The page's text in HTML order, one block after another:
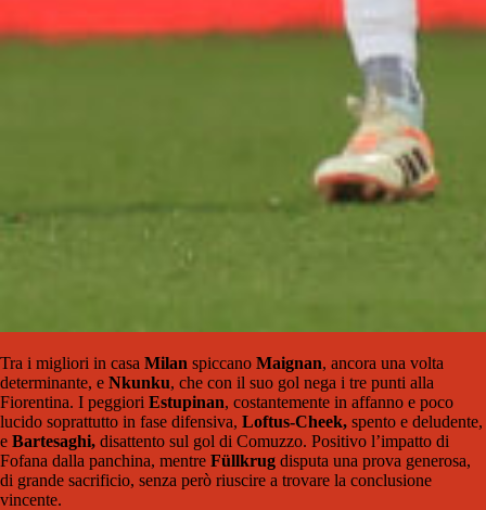
Tra i migliori in casa Milan spiccano Maignan, ancora una volta
determinante, e Nkunku, che con il suo gol nega i tre punti alla
Fiorentina. I peggiori Estupinan, costantemente in affanno e poco
lucido soprattutto in fase difensiva, Loftus-Cheek, spento e deludente,
e Bartesaghi, disattento sul gol di Comuzzo. Positivo l’impatto di
Fofana dalla panchina, mentre Füllkrug disputa una prova generosa,
di grande sacrificio, senza però riuscire a trovare la conclusione
vincente.